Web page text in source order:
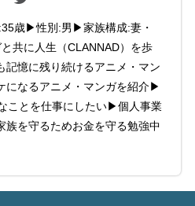
歳▶性別:男▶家族構成:妻・
共に人生（CLANNAD）を歩
憶に残り続けるアニメ・マン
になるアニメ・マンガを紹介▶
ことを仕事にしたい▶個人事業
を守るためお金を守る勉強中